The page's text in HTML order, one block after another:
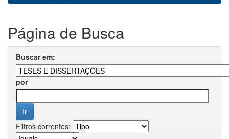
Página de Busca
Buscar em:
por
Filtros correntes: